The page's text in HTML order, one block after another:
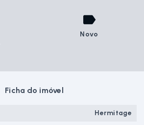
Novo
Ficha do imóvel
Hermitage